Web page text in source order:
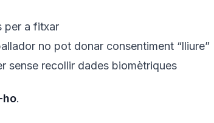
per a fitxar
no pot donar consentiment
sense recollir dades biomètriques
ho.